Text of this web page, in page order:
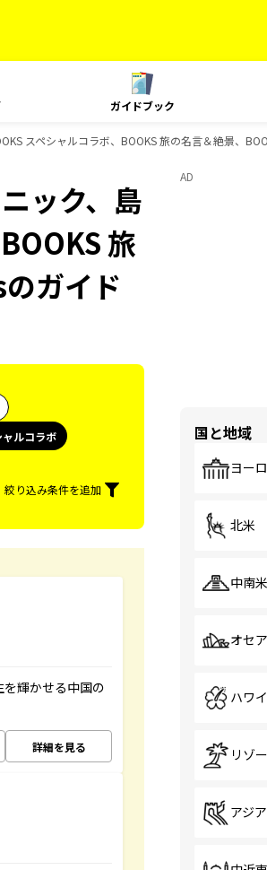
ガイドブック
スペシャルコラボ、BOOKS 旅の名言＆絶景、
ック、島
旅
ガイド
ルコラボ
絞り込み条件を追加
輝かせる中国の
詳細を見る
AD
国と地域
ヨー
北米
中南米
オセ
ハワイ
リゾ
アジア